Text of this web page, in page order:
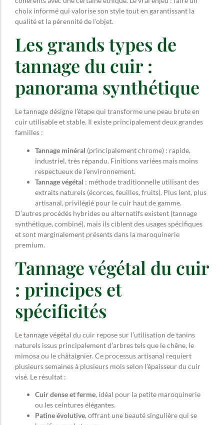
choix informé qui valorise son style tout en garantissant la
qualité et la pérennité de l’objet.
Les grands types de
tannage du cuir :
panorama synthétique
Le tannage désigne l’étape qui transforme une peau brute en
cuir utilisable et stable. Il existe principalement deux grandes
familles :
Tannage minéral (principalement chrome) : rapide,
industriel, très répandu. Finitions variées mais moins
respectueux de l’environnement.
Tannage végétal : méthode traditionnelle utilisant des
extraits naturels (écorces, feuilles, fruits). Plus lent, plus
artisanal, privilégié pour le cuir haut de gamme.
D’autres procédés hybrides ou alternatifs existent (tannage
synthétique, combiné), mais ils ciblent des usages spécifiques
et sont marginalement présents dans la maroquinerie
premium.
Tannage végétal du cuir
: principes et
spécificités
Le tannage végétal du cuir repose sur l’utilisation de tanins
naturels issus principalement d’arbres tels que le chêne, le
mimosa ou le châtaignier. Ce processus artisanal requiert
plusieurs semaines à plusieurs mois selon l’épaisseur du cuir
visé. Le résultat :
Cuir dense et ferme, idéal pour la petite maroquinerie
ou les ceintures élégantes.
Patine évolutive, offrant une beauté singulière qui se